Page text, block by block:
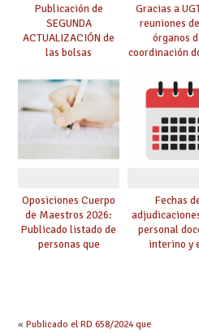
Publicación de
SEGUNDA
ACTUALIZACIÓN de
las bolsas
Cuerpo de Maestros
de especialidades
convocadas a
oposición
Gracias a
reuniones
órganos
coordinación
de manera
telemática, sin
centro
Oposiciones Cuerpo
de Maestros 2026:
Publicado listado de
personas que
Fechas
personal
interino y
« Publicado el RD 658/2024 que